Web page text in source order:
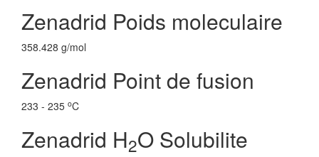
Zenadrid Poids moleculaire
358.428 g/mol
Zenadrid Point de fusion
233 - 235 oC
Zenadrid H2O Solubilite